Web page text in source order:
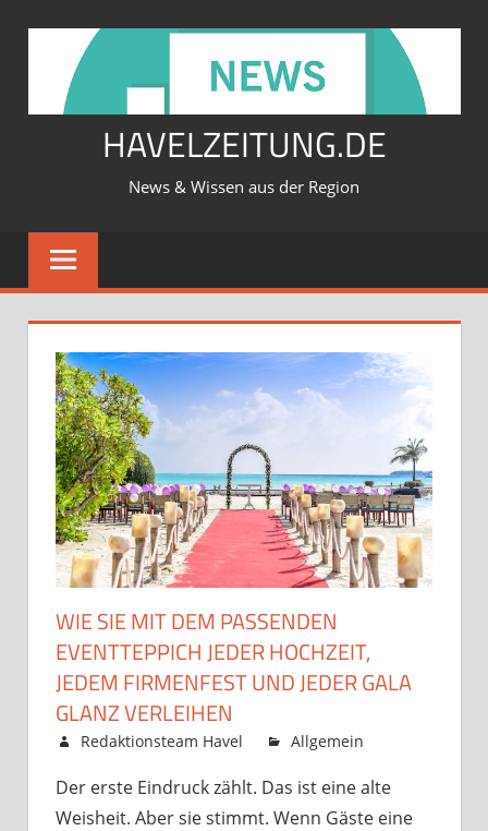
springen
HAVELZEITUNG.DE
News & Wissen aus der Region
WIE SIE MIT DEM PASSENDEN
EVENTTEPPICH JEDER HOCHZEIT,
JEDEM FIRMENFEST UND JEDER GALA
GLANZ VERLEIHEN
Februar 3, 2026
Redaktionsteam Havel
Allgemein
deaktiviert
Der erste Eindruck zählt. Das ist eine alte
Weisheit. Aber sie stimmt. Wenn Gäste eine